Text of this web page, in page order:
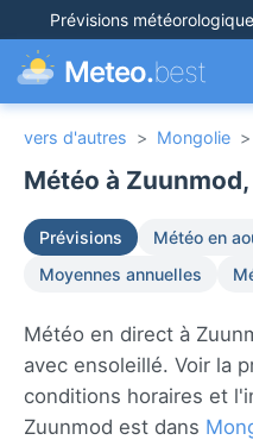
Prévisions
Meteo.best
vers d'autres > Mongolie >
Météo à
Prévisions Météo en
Moyennes annuelles
Météo en direct à
avec ensoleillé. Voir la
conditions horaires et
Zuunmod est dans